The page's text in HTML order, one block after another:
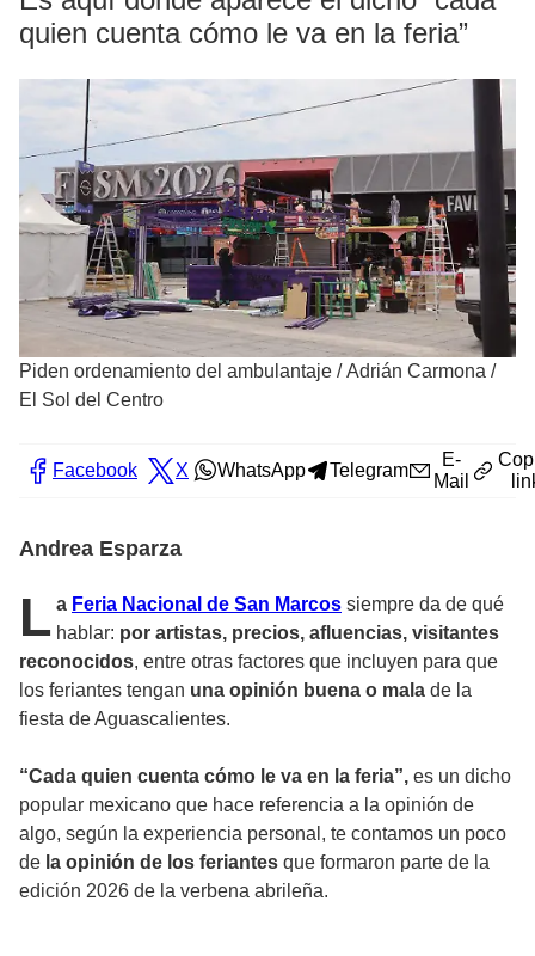
quien cuenta cómo le va en la feria”
Piden ordenamiento del ambulantaje /Adrián Carmona /
El Sol del Centro
Facebook X WhatsApp Telegram
E-
Mail
Andrea Esparza
L a Feria Nacional de San Marcos siempre da de qué
hablar: por artistas, precios, afluencias, visitantes
reconocidos, entre otras factores que incluyen para que
los feriantes tengan una opinión buena o mala de la
fiesta de Aguascalientes.
“Cada quien cuenta cómo le va en la feria”, es un dicho
popular mexicano que hace referencia a la opinión de
algo, según la experiencia personal, te contamos un poco
de la opinión de los feriantes que formaron parte de la
edición 2026 de la verbena abrileña.